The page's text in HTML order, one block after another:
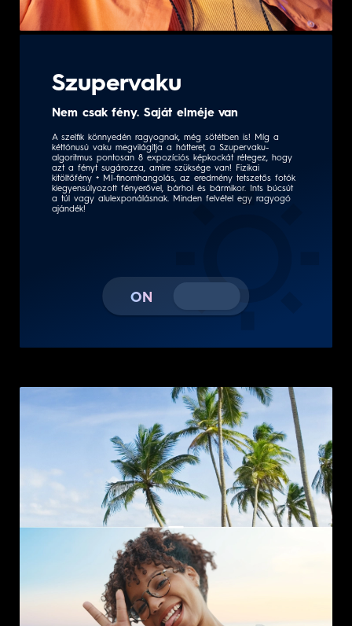
Nem csak fény. Saját elméje van
A szelfik könnyedén ragyognak, még sötétben is! Míg a
algoritmus pontosan 8 expozíciós képkockát rétegez, hogy
azt a fényt sugározza, amire szüksége van! Fizikai
kitöltőfény + MI-finomhangolás, az eredmény tetszetős fotók
kiegyensúlyozott fényerővel, bárhol és bármikor. Ints búcsút
a túl vagy alulexponálásnak. Minden felvétel egy ragyogó
ajándék!
ON